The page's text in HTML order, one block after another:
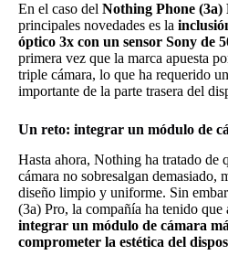
En el caso del Nothing Phone (3a)
principales novedades es la
óptico 3x con un sensor Sony de
primera vez que la marca apuesta
triple cámara, lo que ha requerido
importante de la parte trasera del
Un reto: integrar un módulo de
Hasta ahora, Nothing ha tratado de
cámara no sobresalgan demasiado,
diseño limpio y uniforme. Sin
(3a) Pro, la compañía ha tenido que
integrar un módulo de cámara
comprometer la estética del